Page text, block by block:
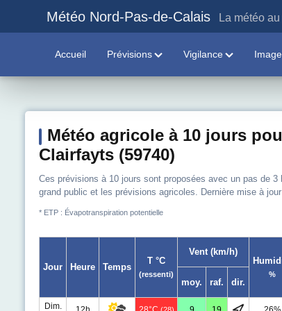
Météo Nord-Pas-de-Calais La météo au
Accueil Prévisions Vigilance
Météo agricole à 10 jours
Clairfayts (59740)
Ces prévisions à 10 jours sont proposées avec un pas de
grand public et les prévisions agricoles. Dernière mise à
* ETP : Évapotranspiration potentielle
Jour Heure Temps
T °C
(ressenti)
Vent (km/h)
%
moy. raf. dir.
Dim.